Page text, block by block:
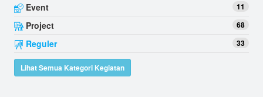
Event 11
Project 68
Reguler 33
Lihat Semua Kategori Kegiatan